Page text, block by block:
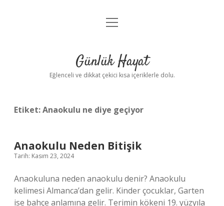
Anasayfa
Yasal Uyarı
menüyü
Günlük Hayat
Eğlenceli ve dikkat çekici kısa içeriklerle dolu.
Etiket:Anaokulu ne diye geçiyor
Anaokulu Neden Bitişik
Tarih: Kasım 23, 2024
Anaokuluna neden anaokulu denir? Anaokulu
kelimesi Almanca’dan gelir. Kinder çocuklar, Garten
ise bahçe anlamına gelir. Terimin kökeni 19. yüzyıla